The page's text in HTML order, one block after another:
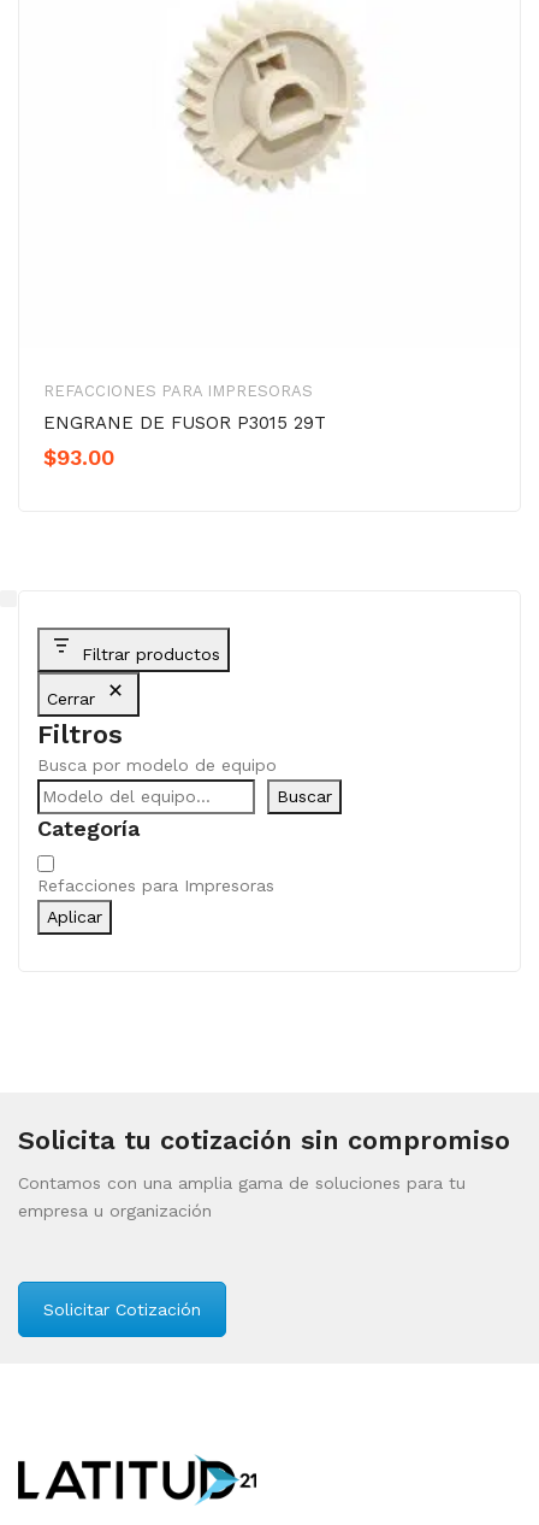
REFACCIONES PARA IMPRESORAS
ENGRANE DE FUSOR P3015 29T
$93.00
Filtrar productos
Cerrar
Filtros
Busca por modelo de equipo
Buscar
Categoría
Categoría
Refacciones para Impresoras
Aplicar
Solicita tu cotización sin compromiso
Contamos con una amplia gama de soluciones para tu
empresa u organización
Solicitar Cotización